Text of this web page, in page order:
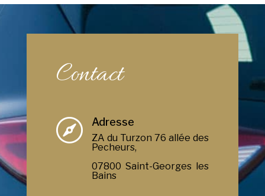
Contact
 Adresse
ZA du Turzon 76 allée des
Pecheurs,
07800 Saint-Georges les
Bains